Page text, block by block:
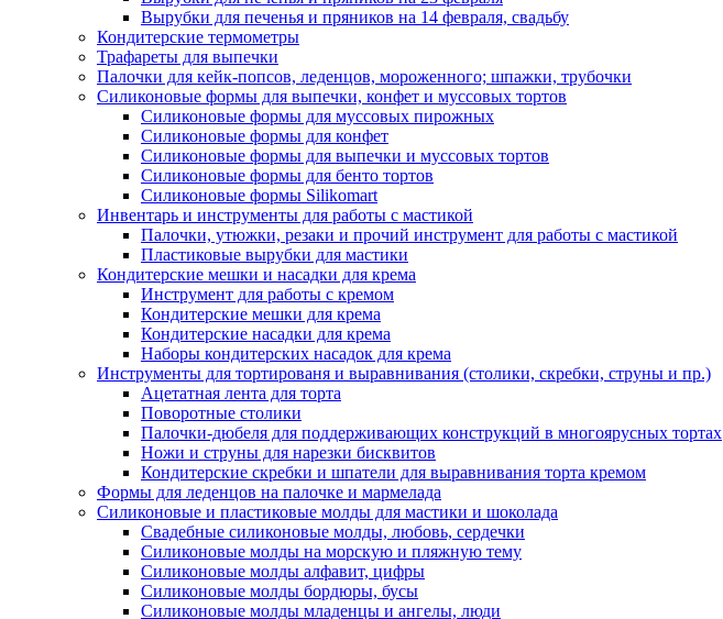
Вырубки для печенья и пряников на 14 февраля, свадьбу
Кондитерские термометры
Трафареты для выпечки
Палочки для кейк-попсов, леденцов, мороженного; шпажки, трубочки
Силиконовые формы для выпечки, конфет и муссовых тортов
Силиконовые формы для муссовых пирожных
Силиконовые формы для конфет
Силиконовые формы для выпечки и муссовых тортов
Силиконовые формы для бенто тортов
Силиконовые формы Silikomart
Инвентарь и инструменты для работы с мастикой
Палочки, утюжки, резаки и прочий инструмент для работы с мастикой
Пластиковые вырубки для мастики
Кондитерские мешки и насадки для крема
Инструмент для работы с кремом
Кондитерские мешки для крема
Кондитерские насадки для крема
Наборы кондитерских насадок для крема
Инструменты для тортированя и выравнивания (столики, скребки, струны и пр.)
Ацетатная лента для торта
Поворотные столики
Палочки-дюбеля для поддерживающих конструкций в многоярусных тортах
Ножи и струны для нарезки бисквитов
Кондитерские скребки и шпатели для выравнивания торта кремом
Формы для леденцов на палочке и мармелада
Силиконовые и пластиковые молды для мастики и шоколада
Свадебные силиконовые молды, любовь, сердечки
Силиконовые молды на морскую и пляжную тему
Силиконовые молды алфавит, цифры
Силиконовые молды бордюры, бусы
Силиконовые молды младенцы и ангелы, люди